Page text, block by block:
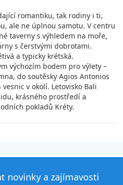
romantiku, tak rodiny i ti,
ale ne úplnou samotu. V centru
taverny s výhledem na moře,
s čerstvými dobrotami.
a typicky krétská.
výchozím bodem pro výlety –
do soutěsky Agios Antonios
v okolí. Letovisko Bali
krásného prostředí a
pokladů Kréty.
novinky a zajímavosti